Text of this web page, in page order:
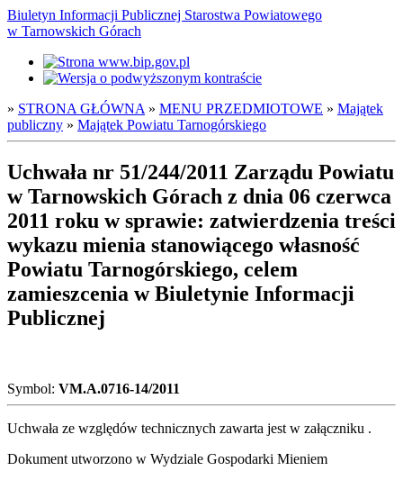
Biuletyn Informacji Publicznej Starostwa Powiatowego
w Tarnowskich Górach
» STRONA GŁÓWNA » MENU PRZEDMIOTOWE » Majątek
publiczny » Majątek Powiatu Tarnogórskiego
Uchwała nr 51/244/2011 Zarządu Powiatu
w Tarnowskich Górach z dnia 06 czerwca
2011 roku w sprawie: zatwierdzenia treści
wykazu mienia stanowiącego własność
Powiatu Tarnogórskiego, celem
zamieszcenia w Biuletynie Informacji
Publicznej
Symbol: VM.A.0716-14/2011
Uchwała ze względów technicznych zawarta jest w załączniku .
Dokument utworzono w Wydziale Gospodarki Mieniem